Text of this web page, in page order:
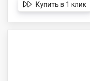
Купить в 1 клик